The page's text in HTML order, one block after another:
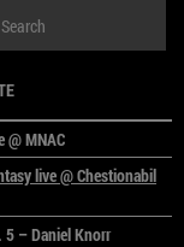
@ MNAC
live @ Chestionabil
5 – Daniel Knorr